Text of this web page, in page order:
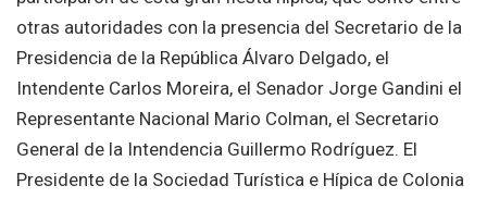
otras autoridades con la presencia del Secretario de la
Presidencia de la República Álvaro Delgado, el
Intendente Carlos Moreira, el Senador Jorge Gandini el
Representante Nacional Mario Colman, el Secretario
General de la Intendencia Guillermo Rodríguez. El
Presidente de la Sociedad Turística e Hípica de Colonia